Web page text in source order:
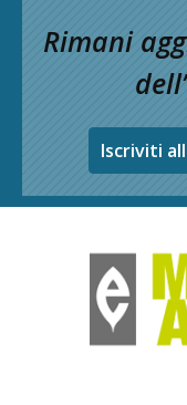
Rimani
Iscriviti